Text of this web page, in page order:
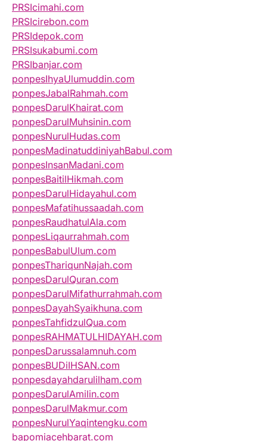
PRSIcimahi.com
PRSIcirebon.com
PRSIdepok.com
PRSIsukabumi.com
PRSIbanjar.com
ponpesIhyaUlumuddin.com
ponpesJabalRahmah.com
ponpesDarulKhairat.com
ponpesDarulMuhsinin.com
ponpesNurulHudas.com
ponpesMadinatuddiniyahBabul.com
ponpesInsanMadani.com
ponpesBaitilHikmah.com
ponpesDarulHidayahul.com
ponpesMafatihussaadah.com
ponpesRaudhatulAla.com
ponpesLiqaurrahmah.com
ponpesBabulUlum.com
ponpesThariqunNajah.com
ponpesDarulQuran.com
ponpesDarulMifathurrahmah.com
ponpesDayahSyaikhuna.com
ponpesTahfidzulQua.com
ponpesRAHMATULHIDAYAH.com
ponpesDarussalamnuh.com
ponpesBUDiIHSAN.com
ponpesdayahdarulilham.com
ponpesDarulAmilin.com
ponpesDarulMakmur.com
ponpesNurulYaqintengku.com
bapomiacehbarat.com